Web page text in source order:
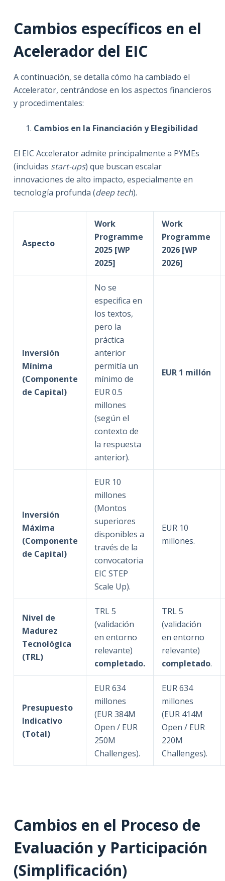
Cambios específicos en el
Acelerador del EIC
A continuación, se detalla cómo ha cambiado el
Accelerator, centrándose en los aspectos financieros
y procedimentales:
Cambios en la Financiación y Elegibilidad
El EIC Accelerator admite principalmente a PYMEs
(incluidas start-ups) que buscan escalar
innovaciones de alto impacto, especialmente en
tecnología profunda (deep tech).
Aspecto
Work
Programme
2025 [WP
2025]
Work
Programme
2026 [WP
2026]
Inversión
Mínima
(Componente
de Capital)
No se
especifica en
los textos,
pero la
práctica
anterior
permitía un
mínimo de
EUR 0.5
millones
(según el
contexto de
la respuesta
anterior).
EUR 1 millón
Inversión
Máxima
(Componente
de Capital)
EUR 10
millones
(Montos
superiores
disponibles a
través de la
convocatoria
EIC STEP
Scale Up).
EUR 10
millones.
Nivel de
Madurez
Tecnológica
(TRL)
TRL 5
(validación
en entorno
relevante)
completado.
TRL 5
(validación
en entorno
relevante)
completado.
Presupuesto
Indicativo
(Total)
EUR 634
millones
(EUR 384M
Open / EUR
250M
Challenges).
EUR 634
millones
(EUR 414M
Open / EUR
220M
Challenges).
Cambios en el Proceso de
Evaluación y Participación
(Simplificación)